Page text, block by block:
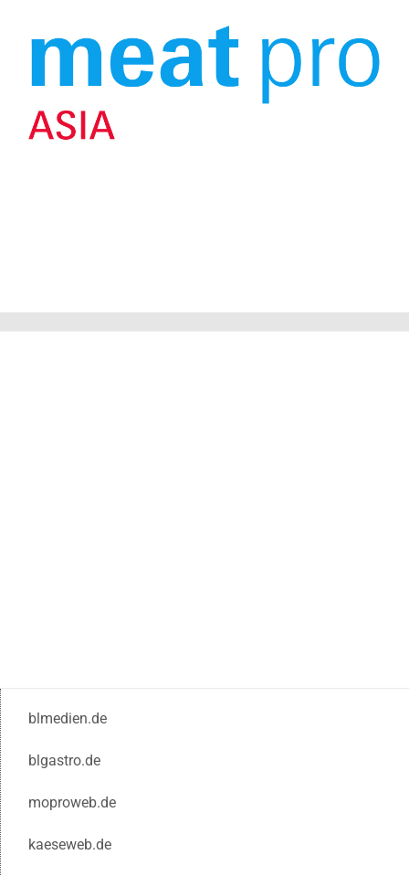
blmedien.de
blgastro.de
moproweb.de
kaeseweb.de